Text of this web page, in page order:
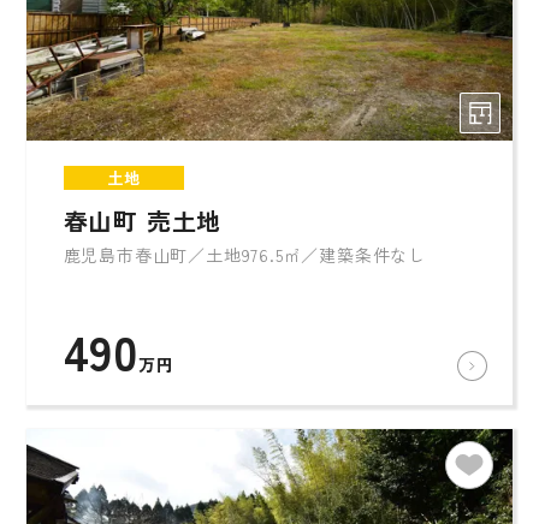
土地
春山町 売土地
鹿児島市春山町／土地976.5㎡／建築条件なし
490万円